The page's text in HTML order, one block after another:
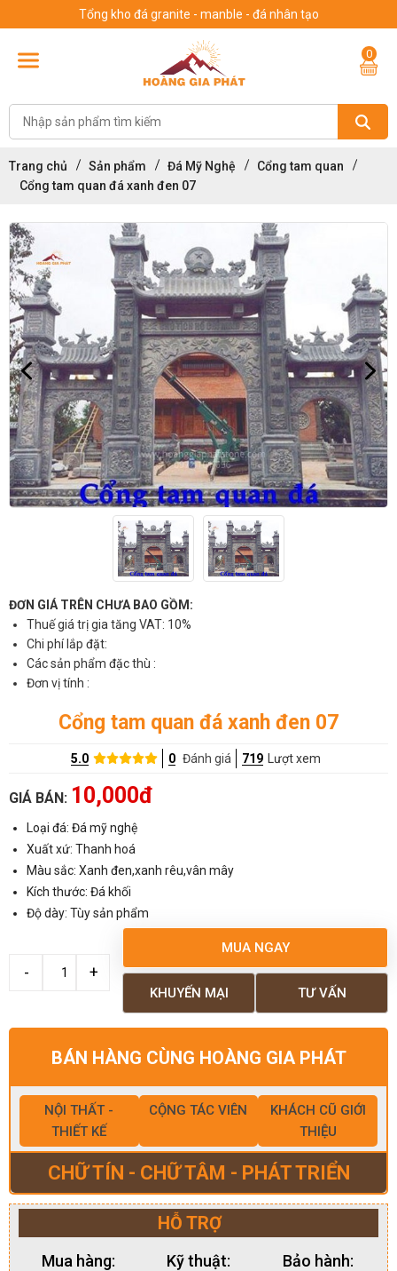
Tổng kho đá granite - manble - đá nhân tạo
0
Trang chủ Sản phẩm Đá Mỹ Nghệ
Cổng tam quan
Cổng tam quan đá xanh đen 07
ĐƠN GIÁ TRÊN CHƯA BAO GỒM:
Thuế giá trị gia tăng VAT: 10%
Chi phí lắp đặt:
Các sản phẩm đặc thù :
Đơn vị tính :
Cổng tam quan đá xanh đen 07
5.0 0 Đánh giá 719 Lượt xem
GIÁ BÁN: 10,000đ
Loại đá: Đá mỹ nghệ
Xuất xứ: Thanh hoá
Màu sắc: Xanh đen,xanh rêu,vân mây
Kích thước: Đá khối
Độ dày: Tùy sản phẩm
MUA NGAY
TƯ VẤN
KHUYẾN MẠI
BÁN HÀNG CÙNG HOÀNG GIA PHÁT
NỘI THẤT -
THIẾT KẾ
CỘNG TÁC VIÊN
KHÁCH CŨ GIỚI
THIỆU
CHỮ TÍN - CHỮ TÂM - PHÁT TRIỂN
HỖ TRỢ
Mua hàng: Kỹ thuật: Bảo hành: